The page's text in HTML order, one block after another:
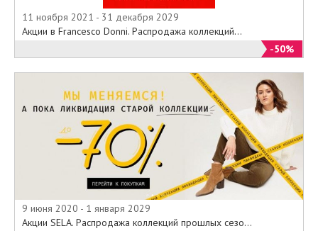
11 ноября 2021 - 31 декабря 2029
Акции в Francesco Donni. Распродажа коллекций...
-50%
9 июня 2020 - 1 января 2029
Акции SELA. Распродажа коллекций прошлых сезо...